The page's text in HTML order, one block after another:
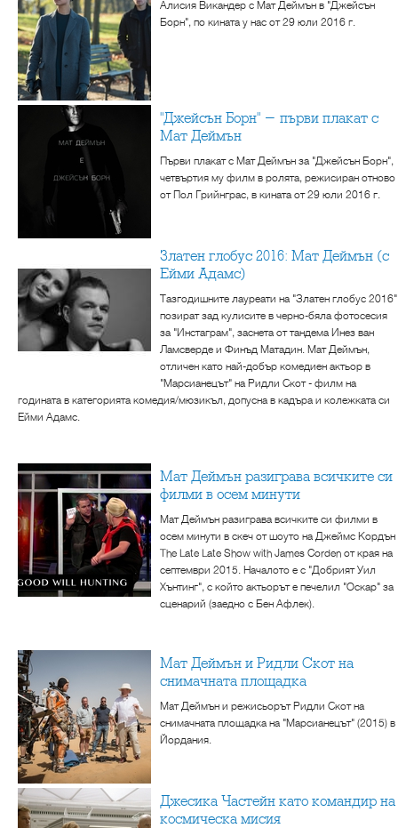
Алисия Викандер с Мат Деймън в "Джейсън
Борн", по кината у нас от 29 юли 2016 г.
"Джейсън Борн" - първи плакат с
Мат Деймън
Първи плакат с Мат Деймън за "Джейсън Борн",
четвъртия му филм в ролята, режисиран отново
от Пол Грийнграс, в кината от 29 юли 2016 г.
Златен глобус 2016: Мат Деймън (с
Ейми Адамс)
Тазгодишните лауреати на "Златен глобус 2016"
позират зад кулисите в черно-бяла фотосесия
за "Инстаграм", заснета от тандема Инез ван
Ламсверде и Финъд Матадин. Мат Деймън,
отличен като най-добър комедиен актьор в
"Марсианецът" на Ридли Скот - филм на
годината в категорията комедия/мюзикъл, допусна в кадъра и колежката си
Ейми Адамс.
Мат Деймън разиграва всичките си
филми в осем минути
Мат Деймън разиграва всичките си филми в
осем минути в скеч от шоуто на Джеймс Кордън
The Late Late Show with James Corden от края на
септември 2015. Началото е с "Добрият Уил
Хънтинг", с който актьорът е печелил "Оскар" за
сценарий (заедно с Бен Афлек).
Мат Деймън и Ридли Скот на
снимачната площадка
Мат Деймън и режисьорът Ридли Скот на
снимачната площадка на "Марсианецът" (2015) в
Йордания.
Джесика Частейн като командир на
космическа мисия